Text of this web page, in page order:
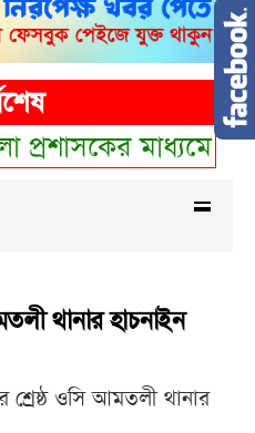
মাধ্যমে
থানার হাচনাইন
শ্রেষ্ঠ ওসি আমতলী থানার